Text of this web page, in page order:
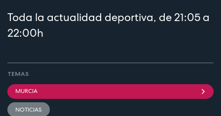
Toda la actualidad deportiva, de 21:05 a
22:00h
TEMAS
MURCIA
NOTICIAS